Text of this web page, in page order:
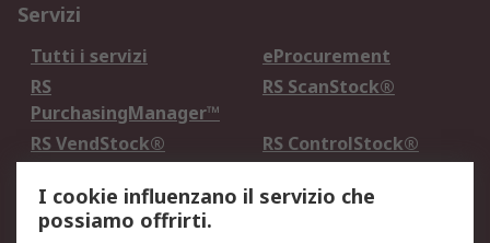
Servizi
Tutti i servizi
eProcurement
RS
PurchasingManager™
RS ScanStock®
RS VendStock®
RS ControlStock®
Legale
I cookie influenzano il servizio che
possiamo offrirti.